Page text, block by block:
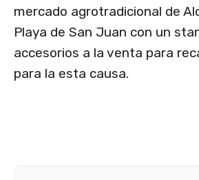
mercado agrotradicional de
Playa de San Juan con un
accesorios a la venta para
para la esta causa.